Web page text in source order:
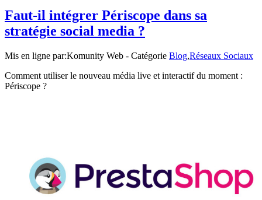
Faut-il intégrer Périscope dans sa
stratégie social media ?
Mis en ligne par:Komunity Web - Catégorie Blog,Réseaux Sociaux
Comment utiliser le nouveau média live et interactif du moment :
Périscope ?